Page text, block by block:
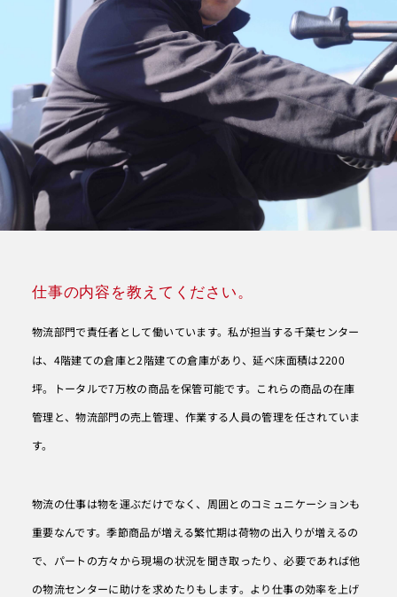
仕事の内容を教えてください。
物流部門で責任者として働いています。私が担当する千葉センター
は、4階建ての倉庫と2階建ての倉庫があり、延べ床面積は2200
坪。トータルで7万枚の商品を保管可能です。これらの商品の在庫
管理と、物流部門の売上管理、作業する人員の管理を任されていま
す。
物流の仕事は物を運ぶだけでなく、周囲とのコミュニケーションも
重要なんです。季節商品が増える繁忙期は荷物の出入りが増えるの
で、パートの方々から現場の状況を聞き取ったり、必要であれば他
の物流センターに助けを求めたりもします。より仕事の効率を上げ